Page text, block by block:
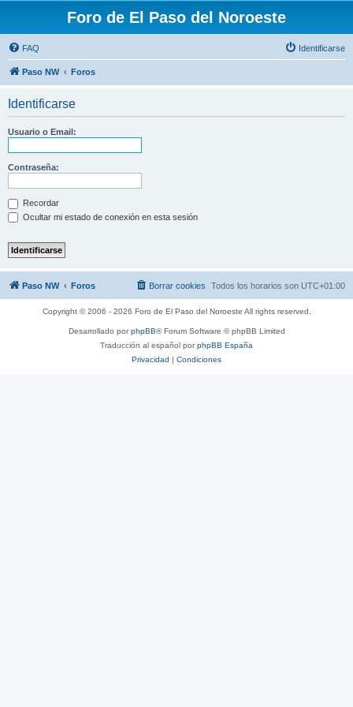
Foro de El Paso del Noroeste
FAQ Identificarse
Paso NW Foros
Identificarse
Usuario o Email:
Contraseña:
Recordar
Ocultar mi estado de conexión en esta sesión
Paso NW Foros Todos los horarios son UTC+01:00
Borrar cookies
Copyright © 2006 - 2026 Foro de El Paso del Noroeste All rights reserved.
Desarrollado porphpBB® Forum Software © phpBB Limited
Traducción al español porphpBB España
Privacidad | Condiciones